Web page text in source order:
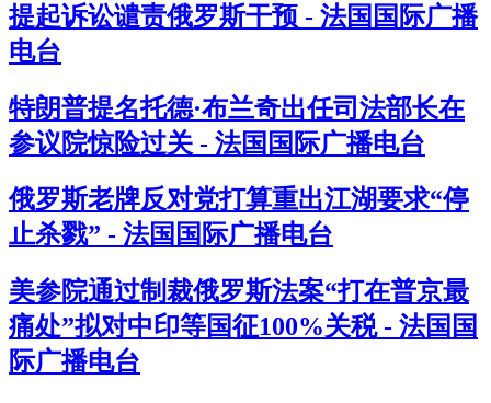
提起诉讼谴责俄罗斯干预 - 法国国际广播
电台
特朗普提名托德·布兰奇出任司法部长在
参议院惊险过关 - 法国国际广播电台
俄罗斯老牌反对党打算重出江湖要求“停
止杀戮” - 法国国际广播电台
美参院通过制裁俄罗斯法案“打在普京最
痛处”拟对中印等国征100%关税 - 法国国
际广播电台